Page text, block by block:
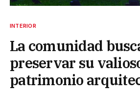
INTERIOR
La comunidad
preservar su
patrimonio